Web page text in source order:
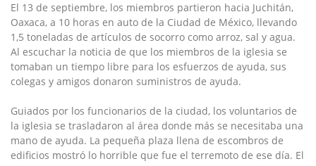
El 13 de septiembre, los miembros partieron hacia Juchitán,
Oaxaca, a 10 horas en auto de la Ciudad de México, llevando
1,5 toneladas de artículos de socorro como arroz, sal y agua.
Al escuchar la noticia de que los miembros de la iglesia se
tomaban un tiempo libre para los esfuerzos de ayuda, sus
colegas y amigos donaron suministros de ayuda.
Guiados por los funcionarios de la ciudad, los voluntarios de
la iglesia se trasladaron al área donde más se necesitaba una
mano de ayuda. La pequeña plaza llena de escombros de
edificios mostró lo horrible que fue el terremoto de ese día. El